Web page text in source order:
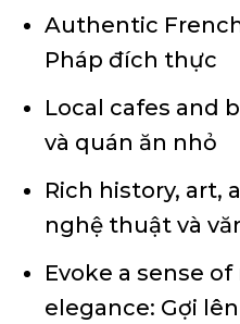
Authentic
Pháp đích thực
Local cafes and
và quán ăn nhỏ
Rich history, art,
nghệ thuật và
Evoke a sense
elegance: Gợi